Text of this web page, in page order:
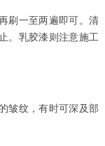
一至两遍即可。清
。乳胶漆则注意施工
纹，有时可深及部